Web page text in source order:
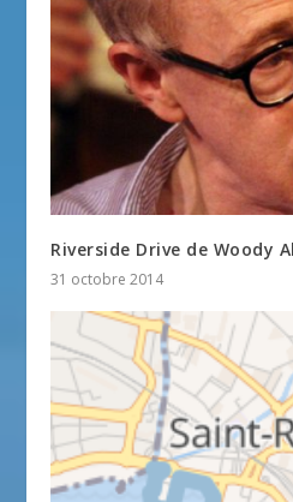
Riverside Drive de Woody
31 octobre 2014